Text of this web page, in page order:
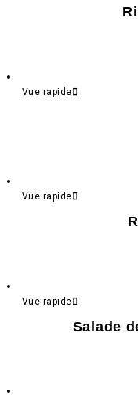
Vue rapide
Vue rapide
Vue rapide
Salade